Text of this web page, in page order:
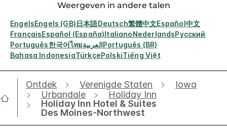
Weergeven in andere talen
EngelsEngels (GB) 日本語Deutsch繁體中文Español 中文
FrançaisEspañol (España) Italiano NederlandsРусский
Português한국어ไทยالعربية Português (BR)
Bahasa IndonesiaTürkçePolskiTiếng Việt
Ontdek Verenigde Staten
Iowa
Urbandale
Holiday Inn
Holiday Inn Hotel & Suites
Des Moines-Northwest